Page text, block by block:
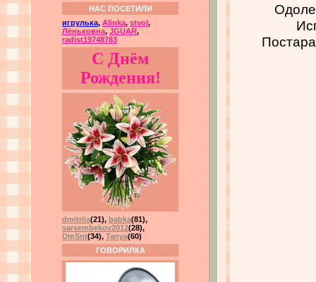
НАС ПОСЕТИЛИ
игрулька, Alinka, stvol ,
Лёньковна, JGUAR,
radist19748783
С Днём
Рождения!
dmitriia(21), babka(81),
sarsembekov2012(28),
DmSnt(34), Tanya(60)
ГОВОРИЛКА